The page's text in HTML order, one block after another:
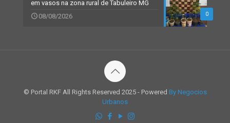
0
em vasos na zona rural de Tabuleiro MG
08/08/2026
© Portal RKF All Rights Reserved 2025 - Powered By Negocios
Urbanos